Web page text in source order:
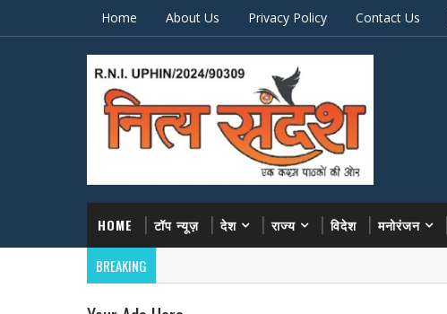
Home About Us Privacy Policy Contact Us
HOME टॉप न्यूज़ देश राज्य विदेश मनोरंजन
BREAKING